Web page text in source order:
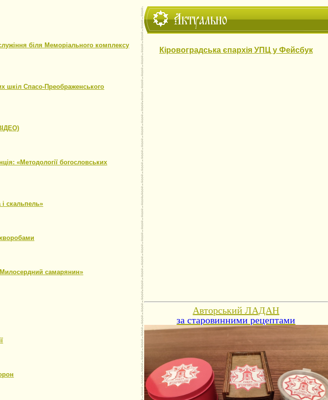
Актуально
Кіровоградська єпархія УПЦ у Фейсбук
Авторський ЛАДАН
за старовинними рецептами
біля Меморіального комплексу
шкіл Спасо-Преображенського
«Методології богословських
скальпель»
самарянин»